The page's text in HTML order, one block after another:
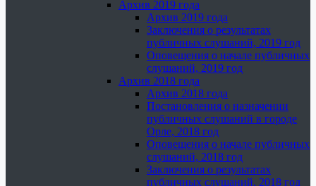
Архив 2019 года
Архив 2019 года
Заключения о результатах
публичных слушаний, 2019 год
Оповещения о начале публичных
слушаний, 2019 год
Архив 2018 года
Архив 2018 года
Постановления о назначении
публичных слушаний в городе
Орле, 2018 год
Оповещения о начале публичных
слушаний, 2018 год
Заключения о результатах
публичных слушаний, 2018 год